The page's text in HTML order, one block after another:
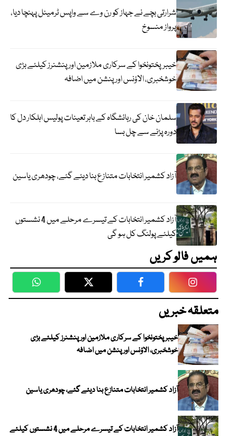
شرارتی بچے نے جہاز کو رن وے سے واپس ٹرمینل پہنچا دیا،
پرواز منسوخ
خیبرپختونخوا کے سرکاری ملازمین اور پنشنرز کیلئے بڑی
خوشخبری، الاؤنس اور پنشن میں اضافہ
سلمان خان کی رہائشگاہ کے باہر تعینات پولیس اہلکار دل کا
دورہ پڑنے سے چل بسا
آزاد کشمیر انتخابات متنازع بنا دیئے گئے، چودھری یاسین
آزاد کشمیر انتخابات کے تیسرے مرحلے میں 4 نشستوں
کیلئے پولنگ کل ہو گی
ہمیں فالو کریں
WhatsApp Twitter Facebook
متعلقہ خبریں
خیبرپختونخوا کے سرکاری ملازمین اور پنشنرز کیلئے بڑی
خوشخبری، الاؤنس اور پنشن میں اضافہ
آزاد کشمیر انتخابات متنازع بنا دیئے گئے، چودھری یاسین
آزاد کشمیر انتخابات کے تیسرے مرحلے میں 4 نشستوں کیلئے